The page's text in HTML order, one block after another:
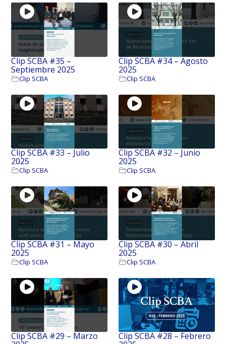
Clip SCBA #35 –
Septiembre 2025
Clip SCBA
Clip SCBA #34 – Agosto
2025
Clip SCBA
Clip SCBA #33 – Julio
2025
Clip SCBA
Clip SCBA #32 – Junio
2025
Clip SCBA
Clip SCBA #31 – Mayo
2025
Clip SCBA
Clip SCBA #30 – Abril
2025
Clip SCBA
Clip SCBA ⁠#29 – Marzo Clip SCBA ⁠#28 – Febrero